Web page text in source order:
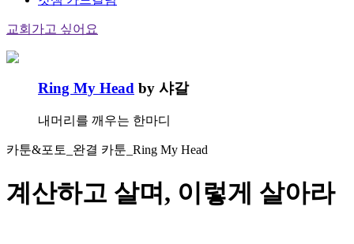
교회가고 싶어요
Ring My Head by 샤갈
내머리를 깨우는 한마디
카툰&포토_완결 카툰_Ring My Head
계산하고 살며, 이렇게 살아라